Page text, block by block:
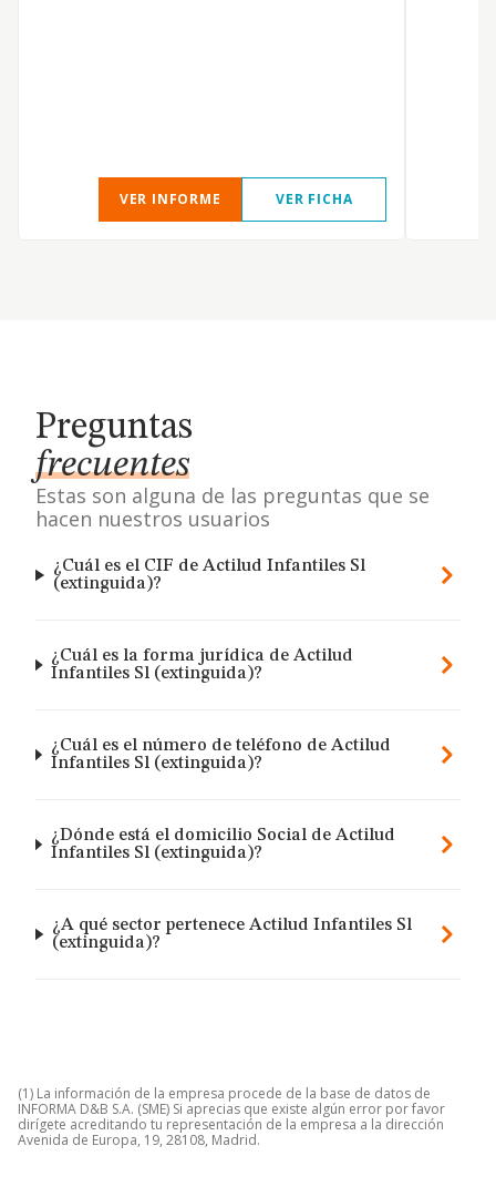
VER INFORME VER FICHA
Preguntas
frecuentes
Estas son alguna de las preguntas que se
hacen nuestros usuarios
¿Cuál es el CIF de Actilud Infantiles Sl
(extinguida)?
¿Cuál es la forma jurídica de Actilud
Infantiles Sl (extinguida)?
¿Cuál es el número de teléfono de Actilud
Infantiles Sl (extinguida)?
¿Dónde está el domicilio Social de Actilud
Infantiles Sl (extinguida)?
¿A qué sector pertenece Actilud Infantiles Sl
(extinguida)?
(1) La información de la empresa procede de la base de datos de
INFORMA D&B S.A. (SME) Si aprecias que existe algún error por favor
dirígete acreditando tu representación de la empresa a la dirección
Avenida de Europa, 19, 28108, Madrid.